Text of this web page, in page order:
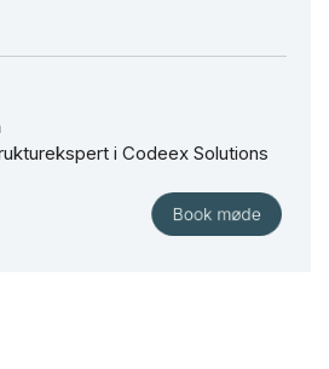
i Codeex Solutions